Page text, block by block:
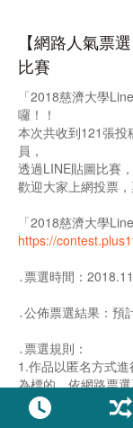
【網路人氣票
比賽
「2018慈濟大學
囉！！
本次共收到121張投
員，
透過LINE貼圖比賽
歡迎大家上網投票
「2018慈濟大學
https://
․票選時間：
․公佈票選結果：預
․票選規則：
1.作品以匿名方式
為標的，依網路票
圖，最高票前5名
2.每人每日限投票